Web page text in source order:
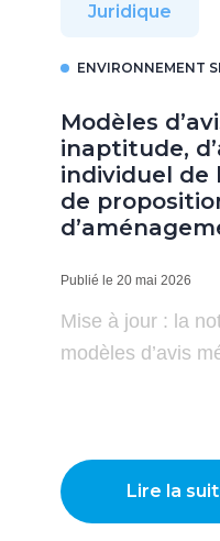
Juridique
ENVIRONNEMENT
Modèles
inaptitude,
individuel de
de
Publié le 20 mai 2026
Mise à jour : la
modèles d’avis
Lire la